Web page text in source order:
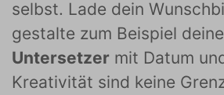
selbst. Lade dein
gestalte zum Beispiel
Untersetzer mit Datum
Kreativität sind keine